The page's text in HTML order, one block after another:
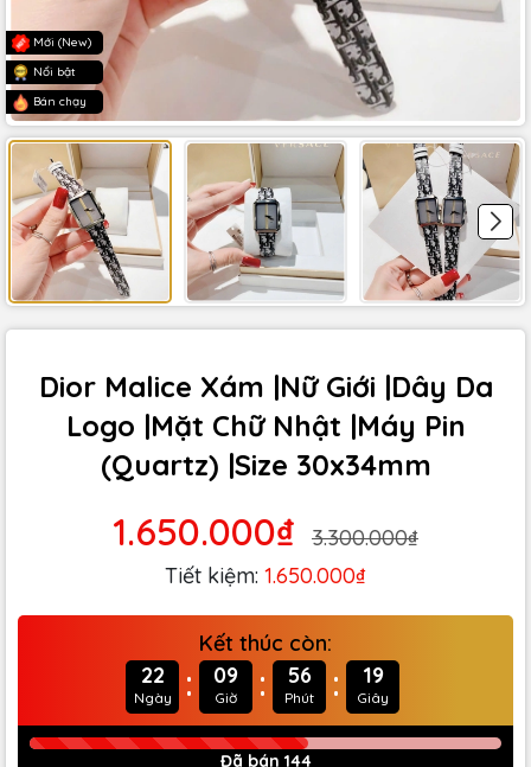
Mới (New)
Nổi bật
Bán chạy
Dior Malice Xám |Nữ Giới |Dây Da
Logo |Mặt Chữ Nhật |Máy Pin
(Quartz) |Size 30x34mm
1.650.000₫
3.300.000₫
Tiết kiệm: 1.650.000₫
Kết thúc còn:
22
Ngày : 09
Giờ : 56
Phút : 18
Giây
Đã bán 144